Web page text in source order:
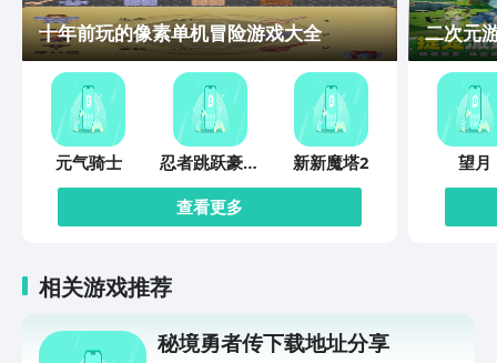
十年前玩的像素单机冒险游戏大全
元气骑士 忍者跳跃豪华
版
新新魔塔2
查看更多
二次元
望月
相关游戏推荐
秘境勇者传下载地址分享